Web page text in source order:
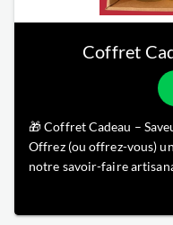
Coffret
🎁 Coffret Cadeau –
Offrez (ou offrez-vous)
notre savoir-faire